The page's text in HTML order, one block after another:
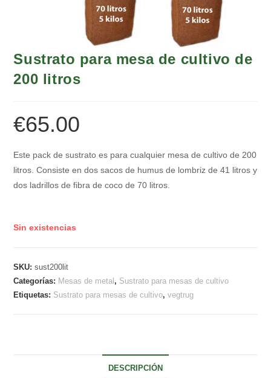
Sustrato para mesa de cultivo de
200 litros
€65.00
Este pack de sustrato es para cualquier mesa de cultivo de 200
litros. Consiste en dos sacos de humus de lombriz de 41 litros y
dos ladrillos de fibra de coco de 70 litros.
Sin existencias
SKU:sust200lit
Categorías: Mesas de metal , Sustrato para mesas de cultivo
Etiquetas: Sustrato para mesas de cultivo,vegtrug
DESCRIPCIÓN